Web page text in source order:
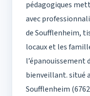
pédagogiques
avec
de Soufflenheim,
locaux et les
l’épanouissement
bienveillant. situé
Soufflenheim